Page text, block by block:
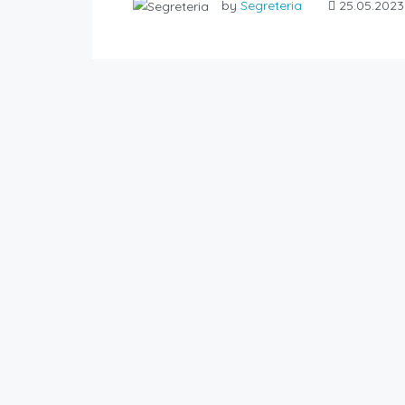
by Segreteria 25.05.2023